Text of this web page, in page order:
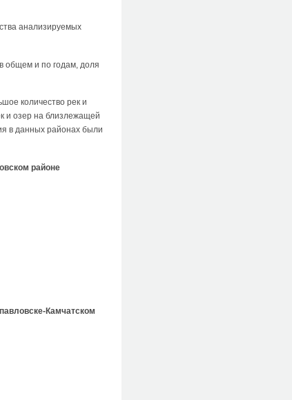
анализируемых
общем и по годам, доля
количество рек и
и озер на близлежащей
в данных районах были
районе
Камчатском